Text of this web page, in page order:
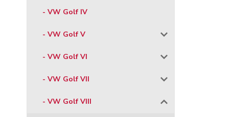
- VW Golf IV
- VW Golf V
- VW Golf VI
- VW Golf VII
- VW Golf VIII